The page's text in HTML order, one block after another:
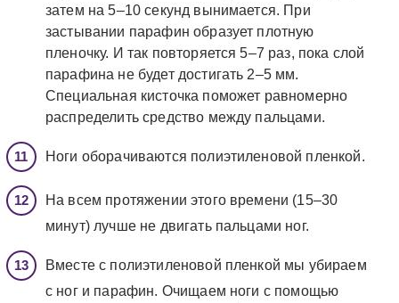
затем на 5–10 секунд вынимается. При
застывании парафин образует плотную
пленочку. И так повторяется 5–7 раз, пока слой
парафина не будет достигать 2–5 мм.
Специальная кисточка поможет равномерно
распределить средство между пальцами.
Ноги оборачиваются полиэтиленовой пленкой.
На всем протяжении этого времени (15–30
минут) лучше не двигать пальцами ног.
Вместе с полиэтиленовой пленкой мы убираем
с ног и парафин. Очищаем ноги с помощью